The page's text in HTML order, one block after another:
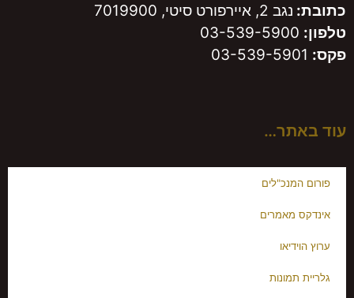
כתובת: נגב 2, איירפורט סיטי, 7019900
טלפון: 03-539-5900
פקס:
עוד באתר…
פורום המנכ"לים
אינדקס מאמרים
ערוץ הוידיאו
גלריית תמונות